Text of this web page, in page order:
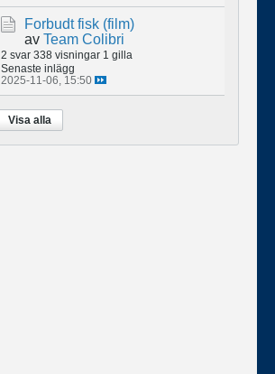
Forbudt fisk (film)
av Team Colibri
2 svar 338 visningar 1 gilla
Senaste inlägg
2025-11-06, 15:50
Visa alla